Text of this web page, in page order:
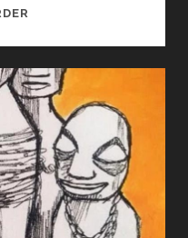
EN
INGRID
SEWPERSAD